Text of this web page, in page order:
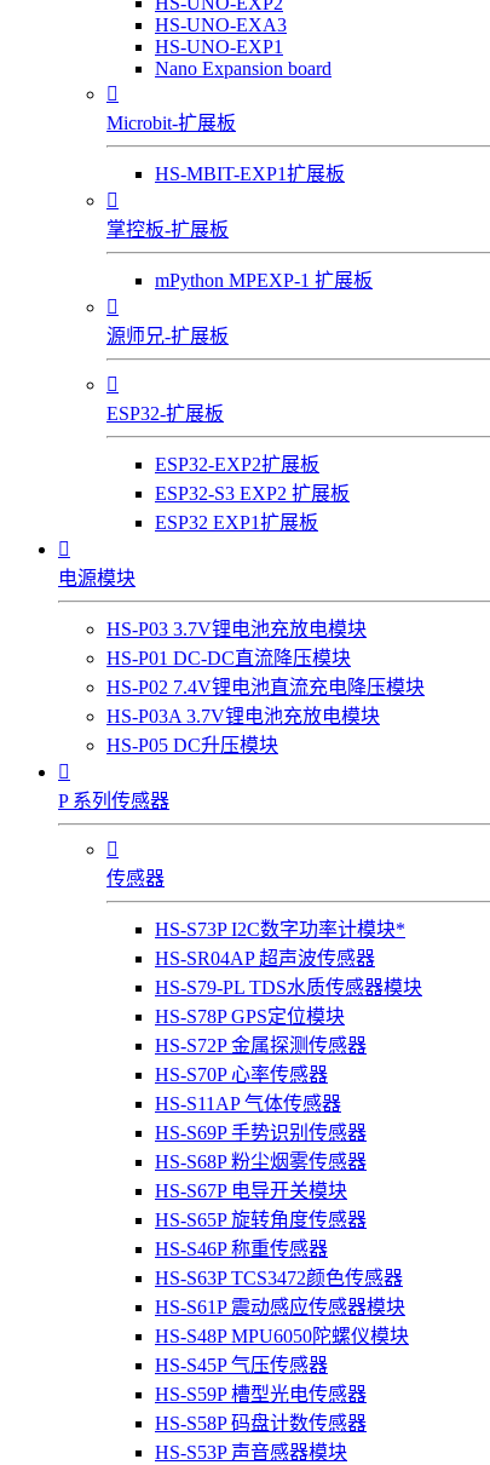
HS-UNO-EXA3
HS-UNO-EXP1
Nano Expansion board

Microbit-扩展板
HS-MBIT-EXP1扩展板

掌控板-扩展板
mPython MPEXP-1 扩展板

源师兄-扩展板

ESP32-扩展板
ESP32-EXP2扩展板
ESP32-S3 EXP2 扩展板
ESP32 EXP1扩展板

电源模块
HS-P03 3.7V锂电池充放电模块
HS-P01 DC-DC直流降压模块
HS-P02 7.4V锂电池直流充电降压模块
HS-P03A 3.7V锂电池充放电模块
HS-P05 DC升压模块

P 系列传感器

传感器
HS-S73P I2C数字功率计模块*
HS-SR04AP 超声波传感器
HS-S79-PL TDS水质传感器模块
HS-S78P GPS定位模块
HS-S72P 金属探测传感器
HS-S70P 心率传感器
HS-S11AP 气体传感器
HS-S69P 手势识别传感器
HS-S68P 粉尘烟雾传感器
HS-S67P 电导开关模块
HS-S65P 旋转角度传感器
HS-S46P 称重传感器
HS-S63P TCS3472颜色传感器
HS-S61P 震动感应传感器模块
HS-S48P MPU6050陀螺仪模块
HS-S45P 气压传感器
HS-S59P 槽型光电传感器
HS-S58P 码盘计数传感器
HS-S53P 声音感器模块